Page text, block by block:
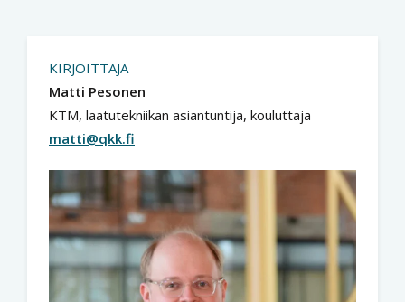
KIRJOITTAJA
Matti Pesonen
KTM, laatutekniikan asiantuntija, kouluttaja
matti@qkk.fi